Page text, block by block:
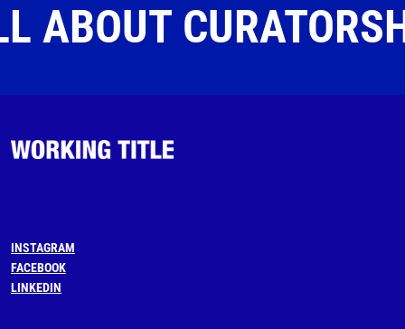
ABOUT
INSTAGRAM
FACEBOOK
LINKEDIN